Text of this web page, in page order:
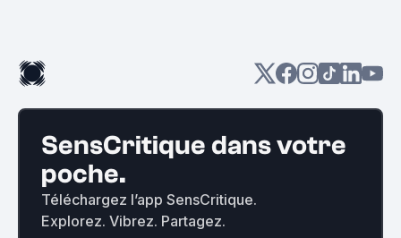
SensCritique dans votre
poche.
Téléchargez l’app SensCritique.
Explorez. Vibrez. Partagez.